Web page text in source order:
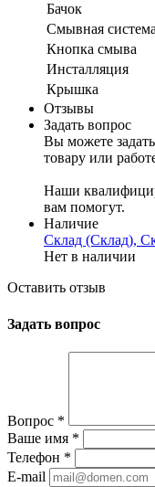
Бачок
Смывная
Кнопка смыва
Инсталляция
Крышка
Отзывы
Задать вопрос
Вы можете
товару или
Наши
вам помогут.
Наличие
Склад (Склад),
Нет в наличии
Оставить отзыв
Задать вопрос
Вопрос *
Ваше имя *
Телефон *
E-mail